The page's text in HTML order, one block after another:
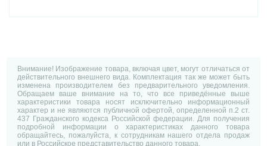
Внимание! Изображение товара, включая цвет, могут отличаться от
действительного внешнего вида. Комплектация так же может быть
изменена производителем без предварительного уведомления.
Обращаем ваше внимание на то, что все приведённые выше
характеристики товара носят исключительно информационный
характер и не являются публичной офертой, определенной п.2 ст.
437 Гражданского кодекса Российской федерации. Для получения
подробной информации о характеристиках данного товара
обращайтесь, пожалуйста, к сотрудникам нашего отдела продаж
или в Российское представительство данного товара.